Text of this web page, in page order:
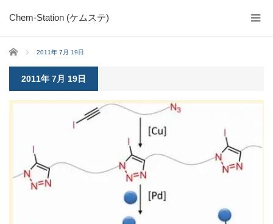
Chem-Station (ケムステ)
ホーム 2011年 7月 19日
2011年 7月 19日